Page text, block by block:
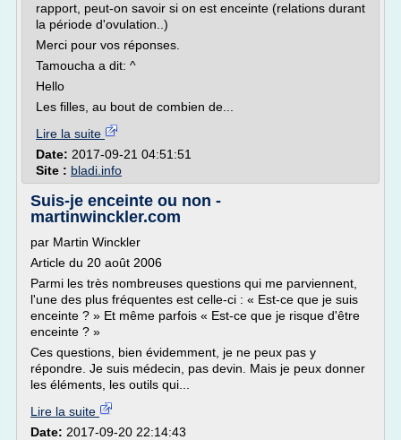
rapport, peut-on savoir si on est enceinte (relations durant
la période d'ovulation..)
Merci pour vos réponses.
Tamoucha a dit: ^
Hello
Les filles, au bout de combien de...
Lire la suite
Date: 2017-09-21 04:51:51
Site : bladi.info
Suis-je enceinte ou non -
martinwinckler.com
par Martin Winckler
Article du 20 août 2006
Parmi les très nombreuses questions qui me parviennent,
l'une des plus fréquentes est celle-ci : « Est-ce que je suis
enceinte ? » Et même parfois « Est-ce que je risque d'être
enceinte ? »
Ces questions, bien évidemment, je ne peux pas y
répondre. Je suis médecin, pas devin. Mais je peux donner
les éléments, les outils qui...
Lire la suite
Date: 2017-09-20 22:14:43